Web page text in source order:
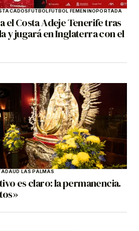
FÚTBOLFÚTBOL FEMENINOPORTADA
el Costa Adeje Tenerife tras
y jugará en Inglaterra con el
UD LAS PALMAS
es claro: la permanencia.